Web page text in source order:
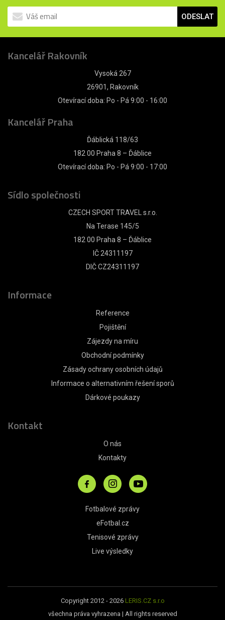
ODESLAT
Kancelář Rakovník
Vysoká 267
26901, Rakovník
Otevírací doba: Po - Pá 9:00 - 16:00
Kancelář Praha
Ďáblická 118/63
182 00 Praha 8 – Ďáblice
Otevírací doba: Po - Pá 9:00 - 17:00
Sídlo společnosti
CZECH SPORT TRAVEL s.r.o.
Na Terase 145/5
182 00 Praha 8 – Ďáblice
IČ 24311197
DIČ CZ24311197
Informace
Reference
Pojištění
Zájezdy na míru
Obchodní podmínky
Zásady ochrany osobních údajů
Informace o alternativním řešení sporů
Dárkové poukazy
Kontakt
O nás
Kontakty
Fotbalové zprávy
eFotbal.cz
Tenisové zprávy
Live výsledky
Copyright 2012 - 2026 LERIS.CZ s.r.o
všechna práva vyhrazena | All rights reserved